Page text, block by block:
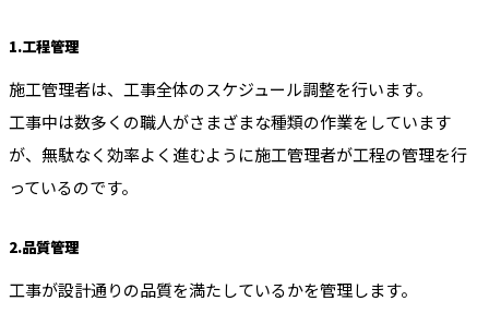
1.工程管理
施工管理者は、工事全体のスケジュール調整を行います。
工事中は数多くの職人がさまざまな種類の作業をしています
が、無駄なく効率よく進むように施工管理者が工程の管理を行
っているのです。
2.品質管理
工事が設計通りの品質を満たしているかを管理します。